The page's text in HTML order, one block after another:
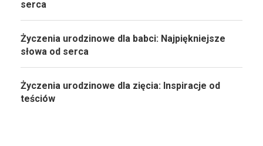
serca
Życzenia urodzinowe dla babci: Najpiękniejsze
słowa od serca
Życzenia urodzinowe dla zięcia: Inspiracje od
teściów